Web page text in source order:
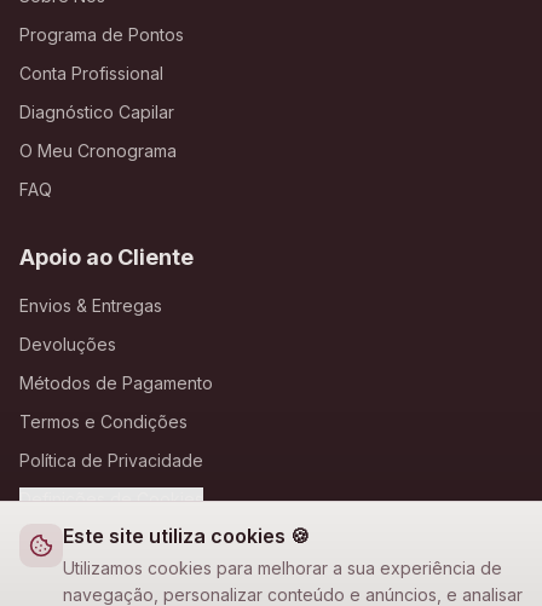
Este site utiliza cookies 🍪
Utilizamos cookies para melhorar a sua experiência de
navegação, personalizar conteúdo e anúncios, e analisar
Programa de Pontos
Conta Profissional
Diagnóstico Capilar
O Meu Cronograma
FAQ
Apoio ao Cliente
Envios & Entregas
Devoluções
Métodos de Pagamento
Termos e Condições
Política de Privacidade
Definições de Cookies
A Loja Nova